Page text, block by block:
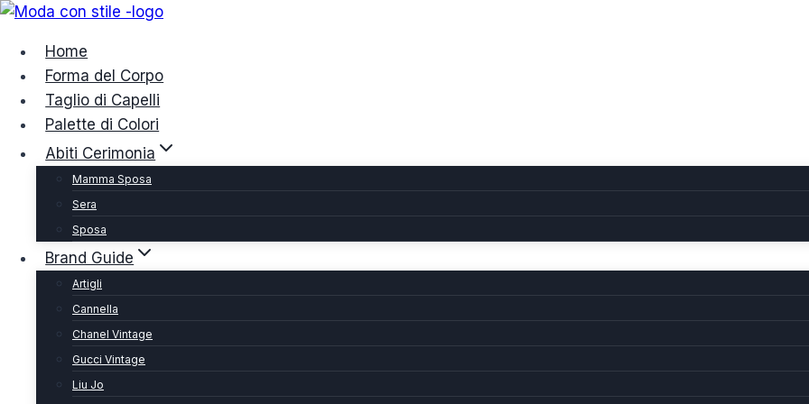
Salta
contenuto
Home
Forma del Corpo
Taglio di Capelli
Palette di Colori
Abiti Cerimonia
Mamma Sposa
Sera
Sposa
Brand Guide
Artigli
Cannella
Chanel Vintage
Gucci Vintage
Liu Jo